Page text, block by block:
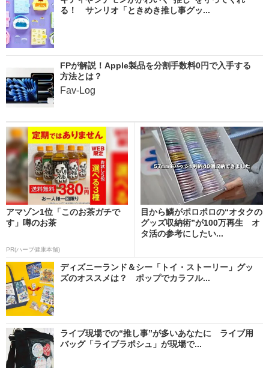
る！ サンリオ「ときめき推し事グッ...
FPが解説！Apple製品を分割手数料0円で入手する
方法とは？
Fav-Log
アマゾン1位「このお茶ガチで
す」噂のお茶
PR(ハーブ健康本舗)
目から鱗がポロポロの“オタクの
グッズ収納術”が100万再生 オ
タ活の参考にしたい...
ディズニーランド＆シー「トイ・ストーリー」グッ
ズのオススメは？ ポップでカラフル...
ライブ現場での“推し事”が多いあなたに ライブ用
バッグ「ライブラポシュ」が現場で...